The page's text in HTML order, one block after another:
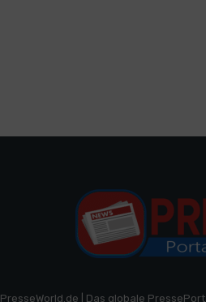
PresseWorld.de | Das globale